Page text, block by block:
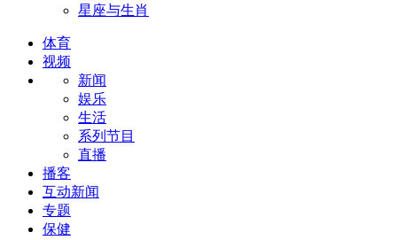
星座与生肖
体育
视频
新闻
娱乐
生活
系列节目
直播
播客
互动新闻
专题
保健